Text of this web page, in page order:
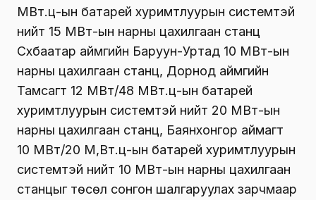
МВт.ц-ын батарей хуримтлуурын системтэй
нийт 15 МВт-ын нарны цахилгаан станц
Сүхбаатар аймгийн Баруун-Уртад 10 МВт-ын
нарны цахилгаан станц, Дорнод аймгийн
Тамсагт 12 МВт/48 МВт.ц-ын батарей
хуримтлуурын системтэй нийт 20 МВт-ын
нарны цахилгаан станц, Баянхонгор аймагт
10 МВт/20 М,Вт.ц-ын батарей хуримтлуурын
системтэй нийт 10 МВт-ын нарны цахилгаан
станцыг төсөл сонгон шалгаруулах зарчмаар